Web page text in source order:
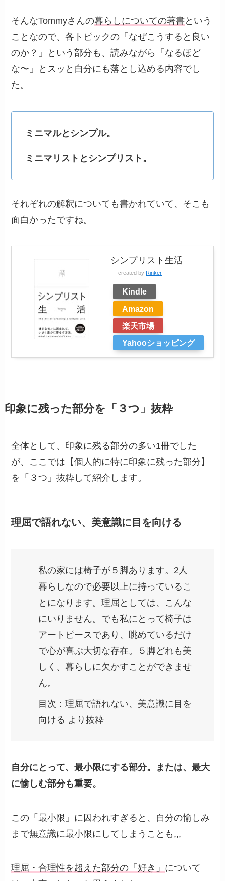
そんなTommyさんの暮らしについての著書という
ことなので、各トピックの「なぜこうすると良い
のか？」という部分も、読みながら「なるほど
な〜」とスッと自分にも落とし込める内容でし
た。
ミニマルとシンプル。
ミニマリストとシンプリスト。
それぞれの解釈についても書かれていて、そこも
面白かったですね。
シンプリスト生活
created by Rinker
Kindle
Amazon
楽天市場
Yahooショッピング
印象に残った部分を「３つ」抜粋
全体として、印象に残る部分の多い1冊でした
が、ここでは【個人的に特に印象に残った部分】
を「３つ」抜粋して紹介します。
理屈で語れない、美意識に目を向ける
私の家には椅子が５脚あります。2人
暮らしなので必要以上に持っているこ
とになります。理屈としては、こんな
にいりません。でも私にとって椅子は
アートピースであり、眺めているだけ
で心が喜ぶ大切な存在。５脚どれも美
しく、暮らしに欠かすことができませ
ん。
目次：理屈で語れない、美意識に目を
向ける より抜粋
自分にとって、最小限にする部分。または、最大
に愉しむ部分も重要。
この「最小限」に囚われすぎると、自分の愉しみ
まで無意識に最小限にしてしまうことも,,,
理屈・合理性を超えた部分の「好き」 について